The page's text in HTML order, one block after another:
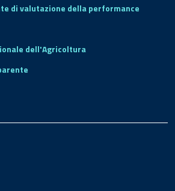
di valutazione della performance
dell'Agricoltura